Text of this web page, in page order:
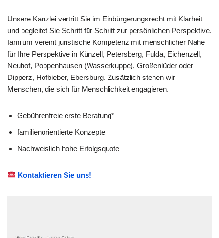
Unsere Kanzlei vertritt Sie im Einbürgerungsrecht mit Klarheit
und begleitet Sie Schritt für Schritt zur persönlichen Perspektive.
familum vereint juristische Kompetenz mit menschlicher Nähe
für Ihre Perspektive in Künzell, Petersberg, Fulda, Eichenzell,
Neuhof, Poppenhausen (Wasserkuppe), Großenlüder oder
Dipperz, Hofbieber, Ebersburg. Zusätzlich stehen wir
Menschen, die sich für Menschlichkeit engagieren.
Gebührenfreie erste Beratung*
familienorientierte Konzepte
Nachweislich hohe Erfolgsquote
Kontaktieren Sie uns!